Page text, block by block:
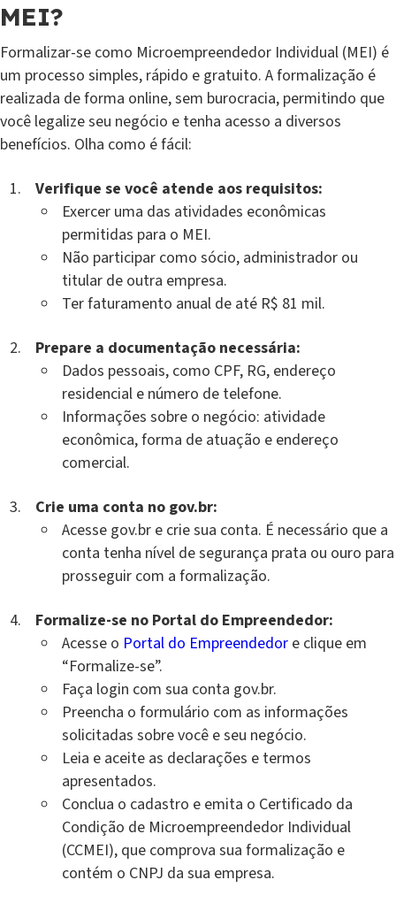
MEI?
Formalizar-se como Microempreendedor Individual (MEI) é
um processo simples, rápido e gratuito. A formalização é
realizada de forma online, sem burocracia, permitindo que
você legalize seu negócio e tenha acesso a diversos
benefícios. Olha como é fácil:
Verifique se você atende aos requisitos:
Exercer uma das atividades econômicas
permitidas para o MEI.
Não participar como sócio, administrador ou
titular de outra empresa.
Ter faturamento anual de até R$ 81 mil.
Prepare a documentação necessária:
Dados pessoais, como CPF, RG, endereço
residencial e número de telefone.
Informações sobre o negócio: atividade
econômica, forma de atuação e endereço
comercial.
Crie uma conta no gov.br:
Acesse gov.br e crie sua conta. É necessário que a
conta tenha nível de segurança prata ou ouro para
prosseguir com a formalização.
Formalize-se no Portal do Empreendedor:
Acesse o Portal do Empreendedor e clique em
“Formalize-se”.
Faça login com sua conta gov.br.
Preencha o formulário com as informações
solicitadas sobre você e seu negócio.
Leia e aceite as declarações e termos
apresentados.
Conclua o cadastro e emita o Certificado da
Condição de Microempreendedor Individual
(CCMEI), que comprova sua formalização e
contém o CNPJ da sua empresa.